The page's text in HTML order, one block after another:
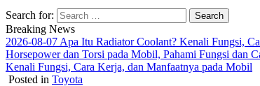
Search for:
Breaking News
2026-08-07 Apa Itu Radiator Coolant? Kenali Fungsi,
Horsepower dan Torsi pada Mobil, Pahami Fungsi dan
Kenali Fungsi, Cara Kerja, dan Manfaatnya pada Mobil
Posted in Toyota